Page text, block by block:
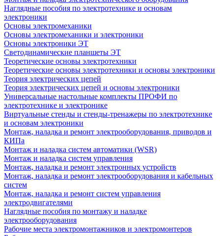
Наглядные пособия по электротехнике и основам
электроники
Основы электромеханики
Основы электромеханики и электроники
Основы электроники ЭТ
Светодинамические планшеты ЭТ
Теоретические основы электротехники
Теоретические основы электротехники и основы электроники
Теория электрических цепей
Теория электрических цепей и основы электроники
Универсальные настольные комплекты ПРОФИ по
электротехнике и электронике
Виртуальные стенды и стенды-тренажеры по электротехнике
и основам электроники
Монтаж, наладка и ремонт электрооборудования, приводов и
КИПа
Монтаж и наладка систем автоматики (WSR)
Монтаж и наладка систем управления
Монтаж, наладка и ремонт электронных устройств
Монтаж, наладка и ремонт электрооборудования и кабельных
систем
Монтаж, наладка и ремонт систем управления
электродвигателями
Наглядные пособия по монтажу и наладке
электрооборудования
Рабочие места электромонтажников и электромонтеров